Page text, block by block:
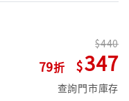
79
440
347
查詢門市庫存